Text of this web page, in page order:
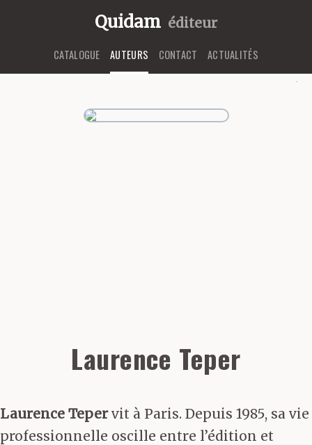
Quidam éditeur
CATALOGUE AUTEURS CONTACT ACTUALITÉS
Laurence Teper
Laurence Tepervit à Paris. Depuis 1985, sa vie
professionnelle oscille entre l’édition et